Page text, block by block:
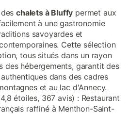
deschalets à Bluffy permet aux
à une gastronomie
savoyardes et
Cette sélection
tous situés dans un rayon
des hébergements, garantit des
dans des cadres
et au lac d'Annecy.
étoiles, 367 avis) : Restaurant
raffiné à Menthon-Saint-